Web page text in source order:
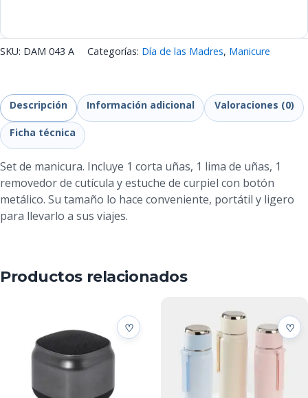
SKU: DAM 043 A Categorías: Día de las Madres, Manicure
Descripción Información adicional Valoraciones (0)
Ficha técnica
Set de manicura. Incluye 1 corta uñas, 1 lima de uñas, 1
removedor de cutícula y estuche de curpiel con botón
metálico. Su tamaño lo hace conveniente, portátil y ligero
para llevarlo a sus viajes.
Productos relacionados